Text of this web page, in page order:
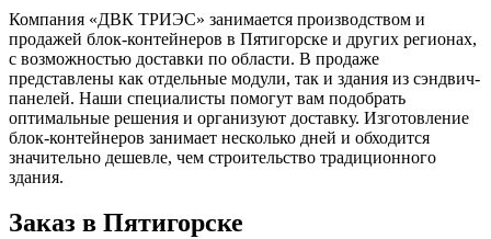
Компания «ДВК ТРИЭС» занимается производством и
продажей блок-контейнеров в Пятигорске и других регионах,
с возможностью доставки по области. В продаже
представлены как отдельные модули, так и здания из сэндвич-
панелей. Наши специалисты помогут вам подобрать
оптимальные решения и организуют доставку. Изготовление
блок-контейнеров занимает несколько дней и обходится
значительно дешевле, чем строительство традиционного
здания.
Заказ в Пятигорске